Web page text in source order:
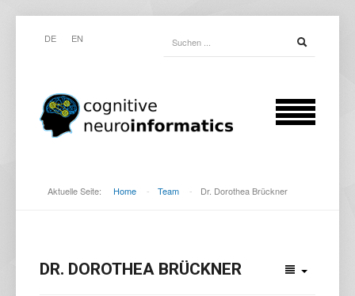
DE EN
Aktuelle Seite: Home - Team - Dr. Dorothea Brückner
DR. DOROTHEA BRÜCKNER